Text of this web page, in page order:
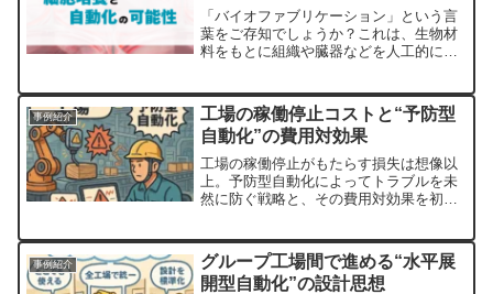
「バイオファブリケーション」という言
葉をご存知でしょうか？これは、生物材
料をもとに組織や臓器などを人工的に製
て、この分野でも「自動化」の波が押し
寄せているのです。従来、...
事例紹介
工場の稼働停止コストと“予防型
自動化”の費用対効果
工場の稼働停止がもたらす損失は想像以
上。予防型自動化によってトラブルを未
然に防ぐ戦略と、その費用対効果を初心
事例紹介
グループ工場間で進める“水平展
開型自動化”の設計思想